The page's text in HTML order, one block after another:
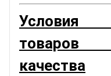
Условия
товаров
качества